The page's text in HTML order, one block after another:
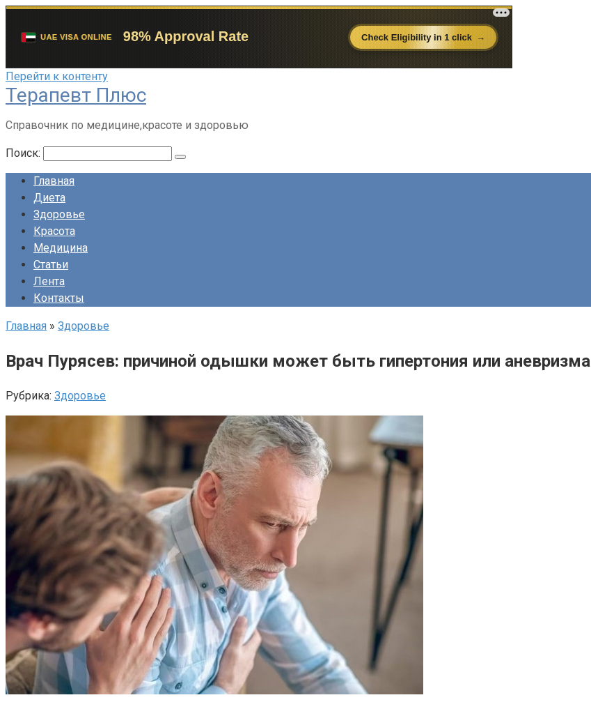
Перейти к контенту
Терапевт Плюс
Справочник по медицине,красоте и здоровью
Поиск:
Главная
Диета
Здоровье
Красота
Медицина
Статьи
Лента
Контакты
Главная » Здоровье
Врач Пурясев: причиной одышки может быть гипертония или аневризма
Рубрика: Здоровье